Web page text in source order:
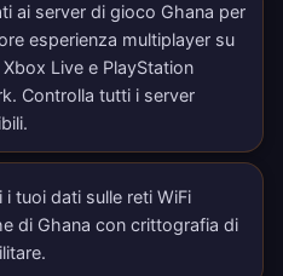
ai server di gioco Ghana per
esperienza multiplayer su
Xbox Live e PlayStation
Controlla tutti i server
.
i tuoi dati sulle reti WiFi
di Ghana con crittografia di